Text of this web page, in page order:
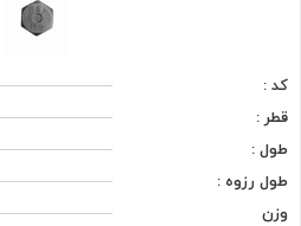
کد :
قطر :
طول :
طول رزوه :
وزن